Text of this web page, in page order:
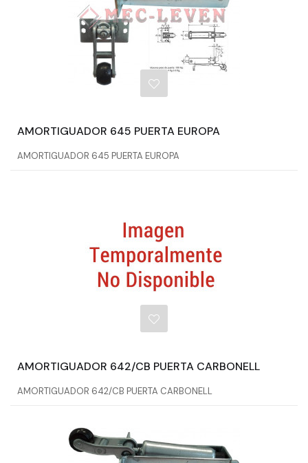
AMORTIGUADOR 645 PUERTA EUROPA
AMORTIGUADOR 645 PUERTA EUROPA
AMORTIGUADOR 642/CB PUERTA CARBONELL
AMORTIGUADOR 642/CB PUERTA CARBONELL